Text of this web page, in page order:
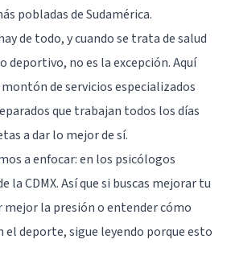
pobladas de Sudamérica.
de todo, y cuando se trata de salud
no es la excepción. Aquí
de servicios especializados
que trabajan todos los días
a dar lo mejor de sí.
a enfocar: en los psicólogos
la CDMX. Así que si buscas mejorar tu
mejor la presión o entender cómo
deporte, sigue leyendo porque esto